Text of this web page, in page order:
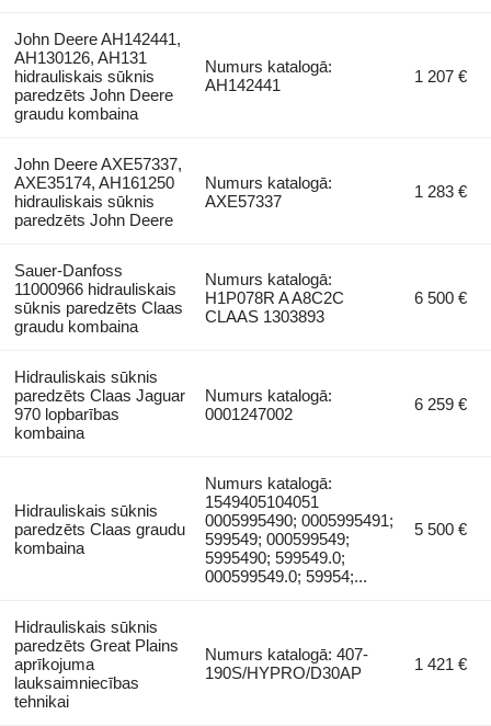
John Deere AH142441,
AH130126, AH131
hidrauliskais sūknis
paredzēts John Deere
graudu kombaina
Numurs katalogā:
AH142441
1 207 €
John Deere AXE57337,
AXE35174, AH161250
hidrauliskais sūknis
paredzēts John Deere
Numurs katalogā:
AXE57337
1 283 €
Sauer-Danfoss
11000966 hidrauliskais
sūknis paredzēts Claas
graudu kombaina
Numurs katalogā:
H1P078R A A8C2C
CLAAS 1303893
6 500 €
Hidrauliskais sūknis
paredzēts Claas Jaguar
970 lopbarības
kombaina
Numurs katalogā:
0001247002
6 259 €
Hidrauliskais sūknis
paredzēts Claas graudu
kombaina
Numurs katalogā:
1549405104051
0005995490; 0005995491;
599549; 000599549;
5995490; 599549.0;
000599549.0; 59954;...
5 500 €
Hidrauliskais sūknis
paredzēts Great Plains
aprīkojuma
lauksaimniecības
tehnikai
Numurs katalogā: 407-
190S/HYPRO/D30AP
1 421 €